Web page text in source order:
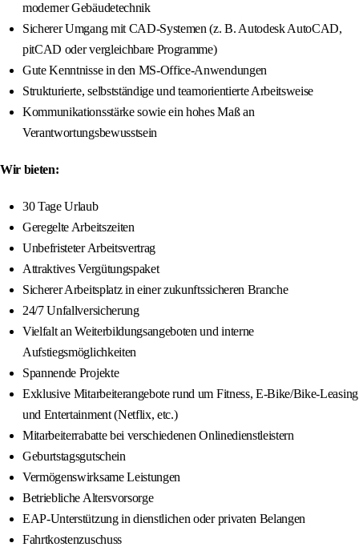
moderner Gebäudetechnik
Sicherer Umgang mit CAD-Systemen (z. B. Autodesk AutoCAD,
pitCAD oder vergleichbare Programme)
Gute Kenntnisse in den MS-Office-Anwendungen
Strukturierte, selbstständige und teamorientierte Arbeitsweise
Kommunikationsstärke sowie ein hohes Maß an
Verantwortungsbewusstsein
Wir bieten:
30 Tage Urlaub
Geregelte Arbeitszeiten
Unbefristeter Arbeitsvertrag
Attraktives Vergütungspaket
Sicherer Arbeitsplatz in einer zukunftssicheren Branche
24/7 Unfallversicherung
Vielfalt an Weiterbildungsangeboten und interne
Aufstiegsmöglichkeiten
Spannende Projekte
Exklusive Mitarbeiterangebote rund um Fitness, E-Bike/Bike-Leasing
und Entertainment (Netflix, etc.)
Mitarbeiterrabatte bei verschiedenen Onlinedienstleistern
Geburtstagsgutschein
Vermögenswirksame Leistungen
Betriebliche Altersvorsorge
EAP-Unterstützung in dienstlichen oder privaten Belangen
Fahrtkostenzuschuss